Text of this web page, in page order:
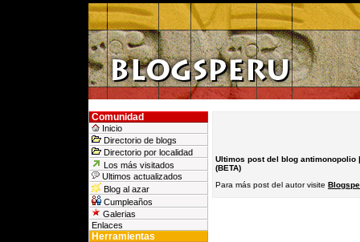
Comunidad
Inicio
Directorio de blogs
Directorio por localidad
Los más visitados
Ultimos actualizados
Blog al azar
Cumpleaños
Galerias
Enlaces
Herramientas
Ultimos post del blog antimonopolio
(BETA)
Para más post del autor visite